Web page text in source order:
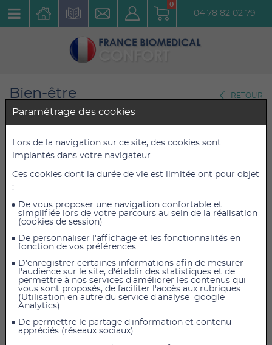
0
04 78 82 02 79
Bien-être
Accessoires Minceur et silhouette
RETOUR
Collant Minceur Jambes
Lègère Lytess Taille 1
Réf. : 1950025030
27,60 € TTC
23,00 €HT
27,60 € TTC
AJOUTER AU PANIER
COLLANT MINCEUR JAMBES LÉGÈRES LYTESS
DERMOTEXTILE Taille 1
Description
Paramétrage des cookies
Lors de la navigation sur ce site, des cookies sont
implantés dans votre navigateur.
Ces cookies dont la durée de vie est limitée ont pour objet
:
De vous proposer une navigation confortable et
simplifiée lors de votre parcours au sein de la réalisation
(cookies de session)
De personnaliser l'affichage et les fonctionnalités en
fonction de vos préférences
D'enregistrer certaines informations afin de mesurer
l'audience sur le site, d'établir des statistiques et de
permettre à nos services d'améliorer les contenus qui
vous sont proposés, de faciliter l'accès aux rubriques...
(Utilisation en autre du service d'analyse google
Analytics).
De permettre le partage d'information et contenu
appréciés (réseaux sociaux).